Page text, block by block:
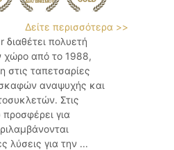
Δείτε περισσότερα >>
πολυετή
χώρο από το 1988,
στις ταπετσαρίες
αναψυχής και
Στις
για
λύσεις για την ...